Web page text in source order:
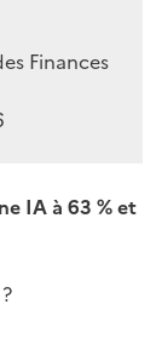
Finances
IA à 63 % et